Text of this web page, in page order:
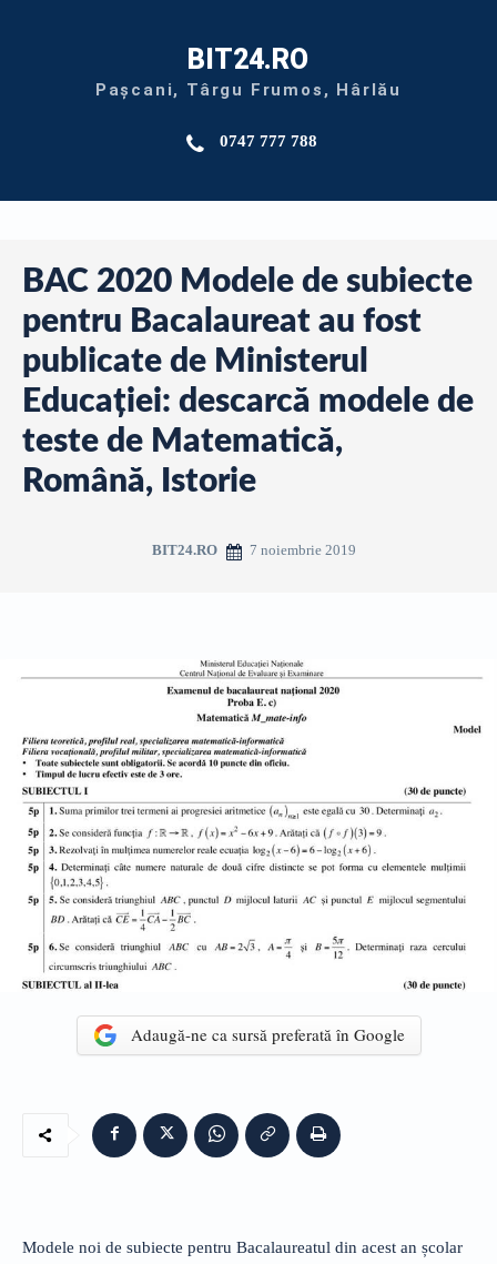
BIT24.RO
Pașcani, Târgu Frumos, Hârlău
0747 777 788
BAC 2020 Modele de subiecte
pentru Bacalaureat au fost
publicate de Ministerul
Educației: descarcă modele de
teste de Matematică,
Română, Istorie
BIT24.RO 7 noiembrie 2019
Adaugă-ne ca sursă preferată în Google
Modele noi de subiecte pentru Bacalaureatul din acest an școlar